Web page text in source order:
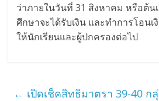
ว่าภายในวันที่ 31 สิงหาคม หรือต้
ศึกษาจะได้รับเงิน และทำการโอนเ
ให้นักเรียนและผู้ปกครองต่อไป
← เปิดเช็คสิทธิมาตรา 39-40 ก